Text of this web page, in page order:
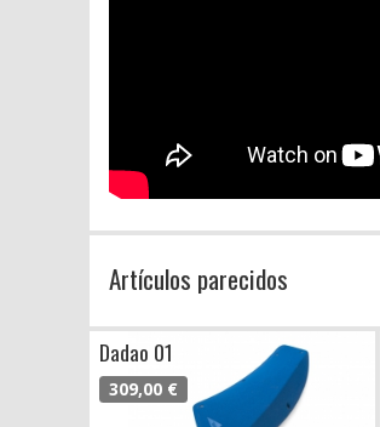
Artículos parecidos
Dadao 01
309,00 €